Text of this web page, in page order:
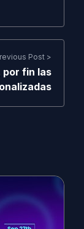
Post >
por fin las